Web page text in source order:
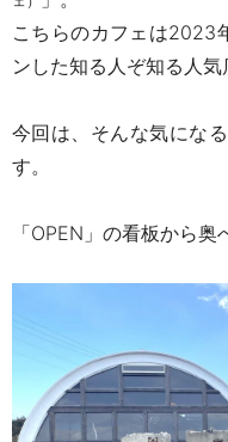
こちらのカフェは2023
ンした知る人ぞ知る人気
今回は、そんな気にな
す。
「OPEN」 の看板から奥